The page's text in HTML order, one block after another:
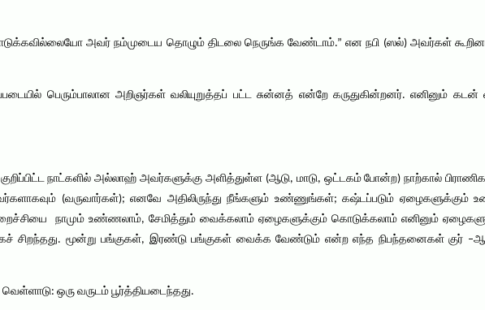
அவர் நம்முடைய தொழும் திடலை நெருங்க வேண்டாம்.” என நபி (ஸல்) அவர்கள்
பெரும்பாலான அறிஞர்கள் வலியுறுத்தப் பட்ட சுன்னத் என்றே கருதுகின்றனர். எனினும் கடன்
நாட்களில் அல்லாஹ் அவர்களுக்கு அளித்துள்ள (ஆடு, மாடு, ஒட்டகம் போன்ற) நாற்கால்
(வருவார்கள்); எனவே அதிலிருந்து நீங்களும் உண்ணுங்கள்; கஷ்டப்படும் ஏழைகளுக்கும்
நாமும் உண்ணலாம், சேமித்தும் வைக்கலாம் ஏழைகளுக்கும் கொடுக்கலாம் எனினும்
சிறந்தது. மூன்று பங்குகள், இரண்டு பங்குகள் வைக்க வேண்டும் என்ற எந்த நிபந்தனைகள் குர்
ஒரு வருடம் பூர்த்தியடைந்தது.